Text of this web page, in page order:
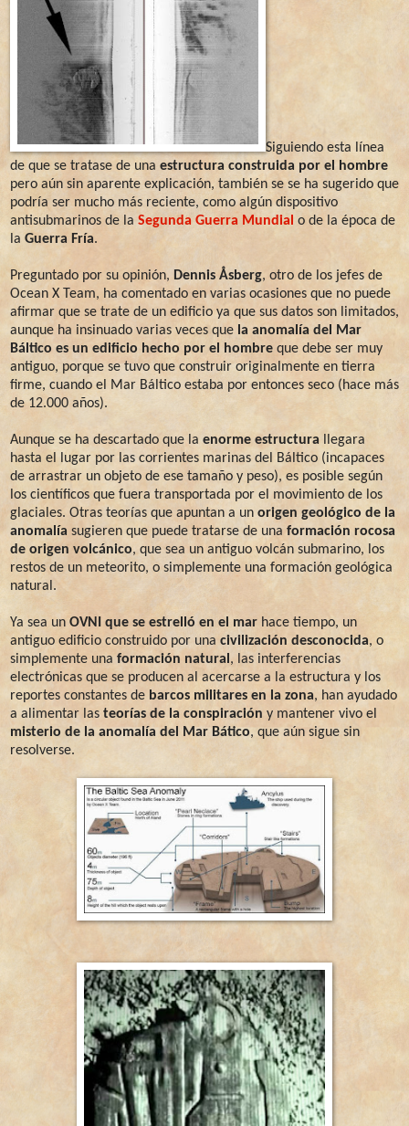
Siguiendo esta línea
de que se tratase de una estructura construida por el hombre
pero aún sin aparente explicación, también se se ha sugerido que
podría ser mucho más reciente, como algún dispositivo
antisubmarinos de la Segunda Guerra Mundial o de la época de
la Guerra Fría.
Preguntado por su opinión, Dennis Åsberg, otro de los jefes de
Ocean X Team, ha comentado en varias ocasiones que no puede
afirmar que se trate de un edificio ya que sus datos son limitados,
aunque ha insinuado varias veces que la anomalía del Mar
Báltico es un edificio hecho por el hombre que debe ser muy
antiguo, porque se tuvo que construir originalmente en tierra
firme, cuando el Mar Báltico estaba por entonces seco (hace más
de 12.000 años).
Aunque se ha descartado que la enorme estructura llegara
hasta el lugar por las corrientes marinas del Báltico (incapaces
de arrastrar un objeto de ese tamaño y peso), es posible según
los científicos que fuera transportada por el movimiento de los
glaciales. Otras teorías que apuntan a un origen geológico de la
anomalía sugieren que puede tratarse de una formación rocosa
de origen volcánico, que sea un antiguo volcán submarino, los
restos de un meteorito, o simplemente una formación geológica
natural.
Ya sea un OVNI que se estrelló en el mar hace tiempo, un
antiguo edificio construido por una civilización desconocida, o
simplemente una formación natural, las interferencias
electrónicas que se producen al acercarse a la estructura y los
reportes constantes de barcos militares en la zona, han ayudado
a alimentar las teorías de la conspiración y mantener vivo el
misterio de la anomalía del Mar Bático, que aún sigue sin
resolverse.